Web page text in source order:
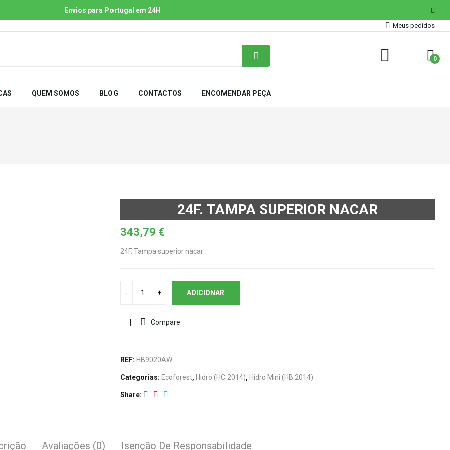
Envios para Portugal em 24H
Meus pedidos
0
QUEM SOMOS BLOG CONTACTOS ENCOMENDAR PEÇA
24F. TAMPA SUPERIOR NACAR
343,79 €
24F. Tampa superior nacar
ADICIONAR
Compare
REF: HB9020AW
Categorias: Ecoforest, Hidro (HC 2014), Hidro Mini (HB 2014)
Share
Avaliações (0) Isenção De Responsabilidade